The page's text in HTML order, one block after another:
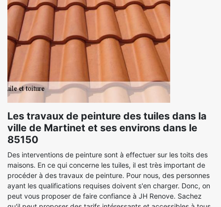
Les travaux de peinture des tuiles dans la
ville de Martinet et ses environs dans le
85150
Des interventions de peinture sont à effectuer sur les toits des
maisons. En ce qui concerne les tuiles, il est très important de
procéder à des travaux de peinture. Pour nous, des personnes
ayant les qualifications requises doivent s'en charger. Donc, on
peut vous proposer de faire confiance à JH Renove. Sachez